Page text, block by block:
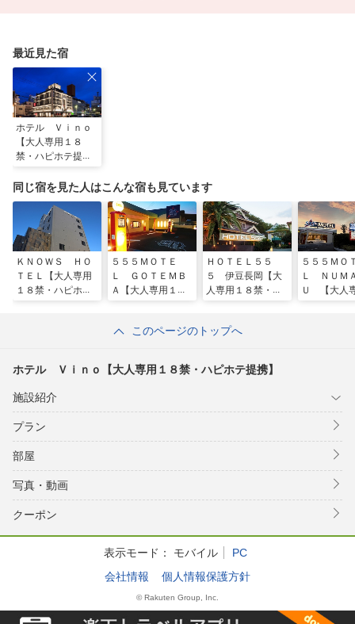
最近見た宿
ホテル Ｖｉｎｏ
【大人専用１８
禁・ハピホテ提
同じ宿を見た人はこんな宿も見ています
ＫＮＯＷＳ ＨＯ
ＴＥＬ【大人専用
１８禁・ハピホテ
５５５ＭＯＴＥ
Ｌ ＧＯＴＥＭＢ
Ａ【大人専用１８
ＨＯＴＥＬ５５
５ 伊豆長岡【大
人専用１８禁・ハ
５５５ＭＯ
Ｌ ＮＵＭ
Ｕ 【大人
このページのトップへ
ホテル Ｖｉｎｏ【大人専用１８禁・ハピホテ提携】
施設紹介
プラン
部屋
写真・動画
クーポン
表示モード： モバイル
PC
会社情報
個人情報保護方針
© Rakuten Group, Inc.